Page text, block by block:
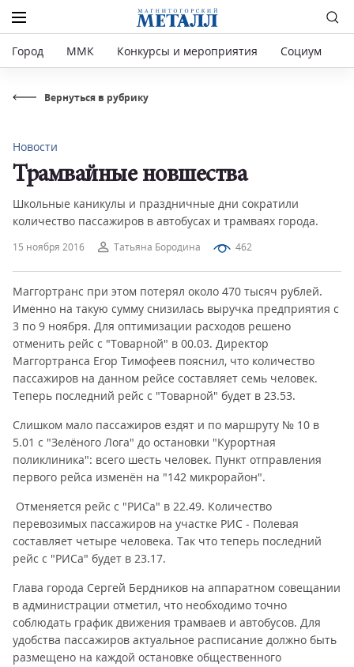
Город ММК Конкурсы и мероприятия Социум
Вернуться в рубрику
15 ноября 2016 Татьяна Бородина 462
Новости
Трамвайные новшества
Школьные каникулы и праздничные дни сократили
количество пассажиров в автобусах и трамваях города.
Маггортранс при этом потерял около 470 тысяч рублей.
Именно на такую сумму снизилась выручка предприятия с
3 по 9 ноября. Для оптимизации расходов решено
отменить рейс с "Товарной" в 00.03. Директор
Маггортранса Егор Тимофеев пояснил, что количество
пассажиров на данном рейсе составляет семь человек.
Теперь последний рейс с "Товарной" будет в 23.53.
Слишком мало пассажиров ездят и по маршруту № 10 в
5.01 с "Зелёного Лога" до остановки "Курортная
поликлиника": всего шесть человек. Пункт отправления
первого рейса изменён на "142 микрорайон".
Отменяется рейс с "РИСа" в 22.49. Количество
перевозимых пассажиров на участке РИС - Полевая
составляет четыре человека. Так что теперь последний
рейс с "РИСа" будет в 23.17.
Глава города Сергей Бердников на аппаратном совещании
в администрации отметил, что необходимо точно
соблюдать график движения трамваев и автобусов. Для
удобства пассажиров актуальное расписание должно быть
размещено на каждой остановке общественного